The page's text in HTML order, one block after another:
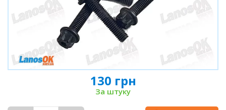
130 грн
За штуку